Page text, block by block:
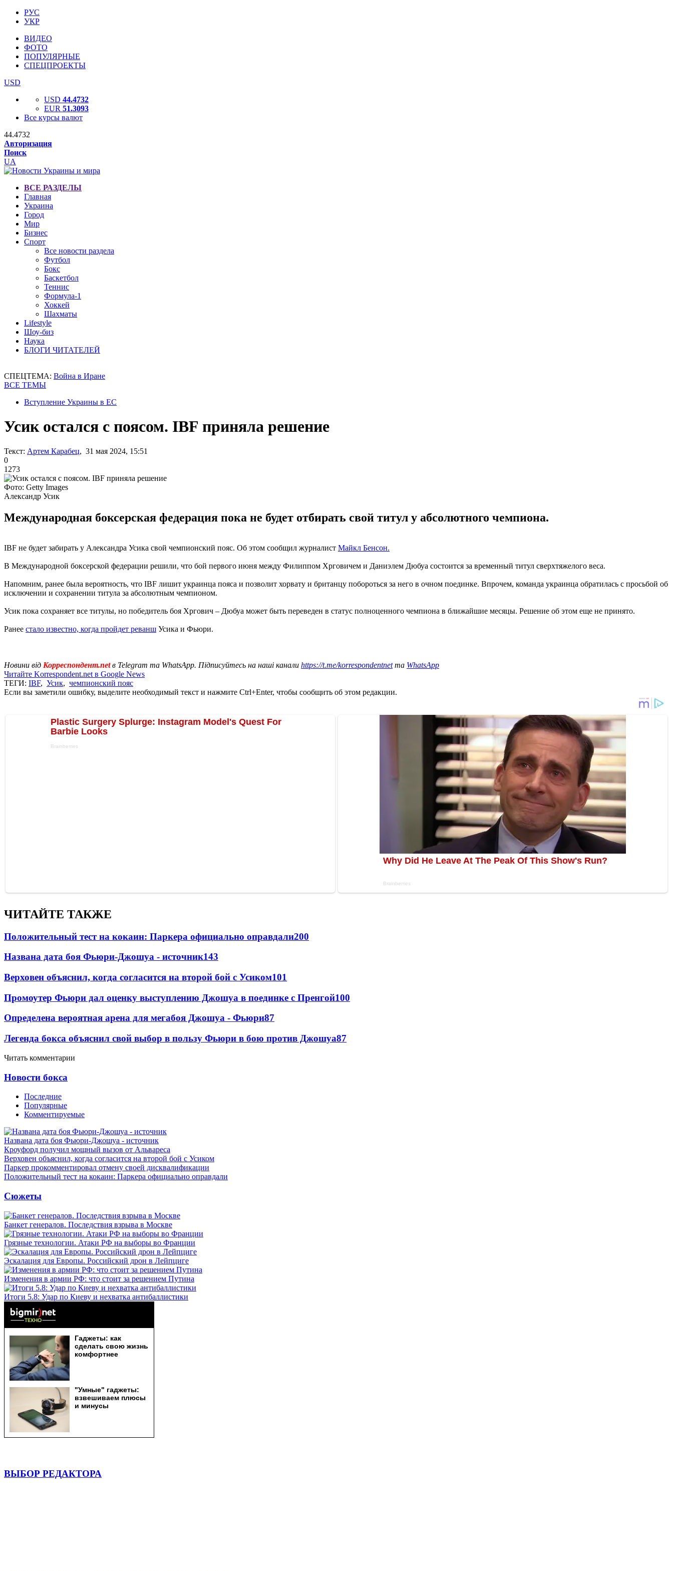
РУС
УКР
ВИДЕО
ФОТО
ПОПУЛЯРНЫЕ
СПЕЦПРОЕКТЫ
USD
USD 44.4732
EUR 51.3093
Все курсы валют
44.4732
Авторизация
Поиск
UA
ВСЕ РАЗДЕЛЫ
Главная
Украина
Город
Мир
Бизнес
Спорт
Все новости раздела
Футбол
Бокс
Баскетбол
Теннис
Формула-1
Хоккей
Шахматы
Lifestyle
Шоу-биз
Наука
БЛОГИ ЧИТАТЕЛЕЙ
СПЕЦТЕМА: Война в Иране
ВСЕ ТЕМЫ
Вступление Украины в ЕС
Усик остался с поясом. IBF приняла решение
Текст: Артем Карабец, 31 мая 2024, 15:51
0
1273
Фото: Getty Images
Александр Усик
Международная боксерская федерация пока не будет отбирать свой титул у абсолютного чемпиона.
IBF не будет забирать у Александра Усика свой чемпионский пояс. Об этом сообщил журналист Майкл Бенсон.
В Международной боксерской федерации решили, что бой первого июня между Филиппом Хрговичем и Даниэлем Дюбуа состоится за временный титул сверхтяжелого веса.
Напомним, ранее была вероятность, что IBF лишит украинца пояса и позволит хорвату и британцу побороться за него в очном поединке. Впрочем, команда украинца обратилась с просьбой об
исключении и сохранении титула за абсолютным чемпионом.
Усик пока сохраняет все титулы, но победитель боя Хргович – Дюбуа может быть переведен в статус полноценного чемпиона в ближайшие месяцы. Решение об этом еще не принято.
Ранее стало известно, когда пройдет реванш Усика и Фьюри.
Новини від Корреспондент.netв Telegram та WhatsApp. Підписуйтесь на наші канали https://t.me/korrespondentnetта WhatsApp
Читайте Korrespondent.net в Google News
ТЕГИ: IBF, Усик, чемпионский пояс
Если вы заметили ошибку, выделите необходимый текст и нажмите Ctrl+Enter, чтобы сообщить об этом редакции.
ЧИТАЙТЕ ТАКЖЕ
Положительный тест на кокаин: Паркера официально оправдали200
Названа дата боя Фьюри-Джошуа - источник143
Верховен объяснил, когда согласится на второй бой с Усиком101
Промоутер Фьюри дал оценку выступлению Джошуа в поединке с Пренгой100
Определена вероятная арена для мегабоя Джошуа - Фьюри87
Легенда бокса объяснил свой выбор в пользу Фьюри в бою против Джошуа87
Читать комментарии
Новости бокса
Последние
Популярные
Комментируемые
Названа дата боя Фьюри-Джошуа - источник
Кроуфорд получил мощный вызов от Альвареса
Верховен объяснил, когда согласится на второй бой с Усиком
Паркер прокомментировал отмену своей дисквалификации
Положительный тест на кокаин: Паркера официально оправдали
Сюжеты
Банкет генералов. Последствия взрыва в Москве
Грязные технологии. Атаки РФ на выборы во Франции
Эскалация для Европы. Российский дрон в Лейпциге
Изменения в армии РФ: что стоит за решением Путина
Итоги 5.8: Удар по Киеву и нехватка антибаллистики
ВЫБОР РЕДАКТОРА